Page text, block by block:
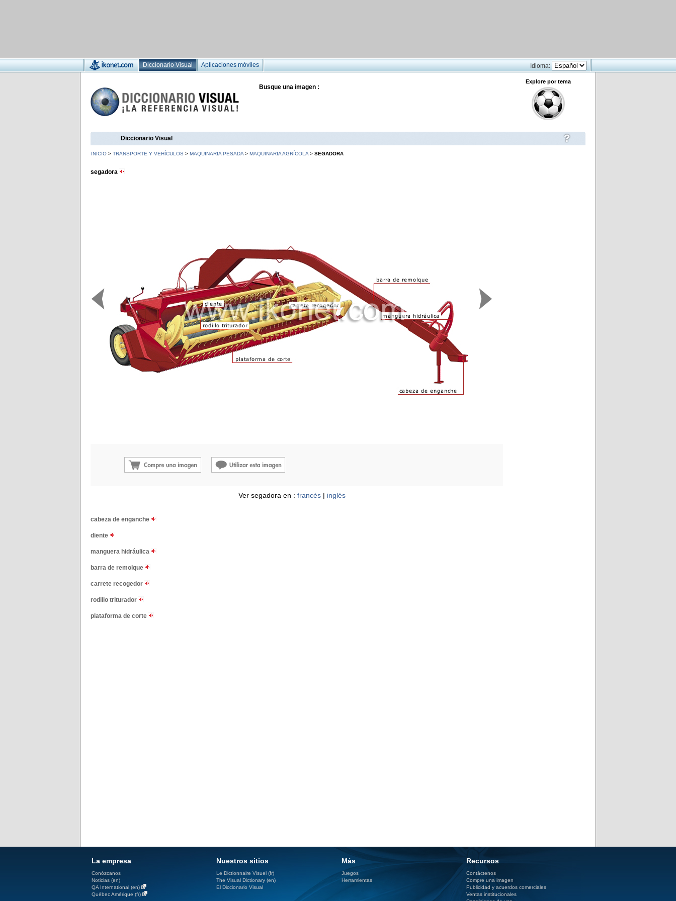
Diccionario Visual Aplicaciones móviles Idioma:
Busque una imagen :
Explore por tema
Diccionario Visual
INICIO > TRANSPORTE Y VEHÍCULOS > MAQUINARIA PESADA > MAQUINARIA AGRÍCOLA > SEGADORA
segadora
Ver segadora en : francés| inglés
cabeza de enganche
diente
manguera hidráulica
barra de remolque
carrete recogedor
rodillo triturador
plataforma de corte
La empresa
Conózcanos
Noticias (en)
QA International (en)
Québec Amérique (fr)
Nuestros sitios
Le Dictionnaire Visuel (fr)
The Visual Dictionary (en)
El Diccionario Visual
Más
Juegos
Herramientas
Recursos
Contáctenos
Compre una imagen
Publicidad y acuerdos comerciales
Ventas institucionales